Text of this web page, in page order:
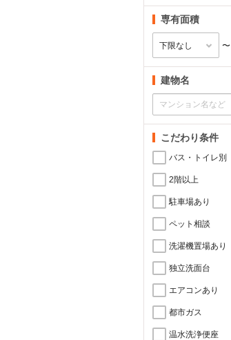
専有面積
〜
建物名
こだわり条件
バス・トイレ別
2階以上
駐車場あり
ペット相談
洗濯機置場あり
独立洗面台
エアコンあり
都市ガス
温水洗浄便座